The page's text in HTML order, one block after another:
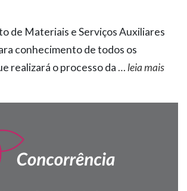
de Materiais e Serviços Auxiliares
conhecimento de todos os
realizará o processo da … leia mais